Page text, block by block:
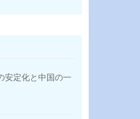
安定化と中国の一